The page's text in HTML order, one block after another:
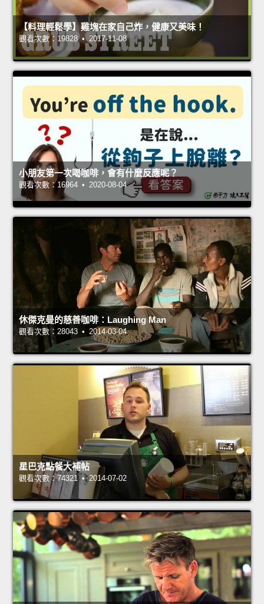
【料理輕鬆學】雞塊在家自己炸，健康又美味！
觀看次數：19828 • 2017-11-08
小朋友第一次喝咖啡，會有什麼反應呢？
觀看次數：16964 • 2020-08-04
休傑克曼的慈善咖啡：Laughing Man
觀看次數：28043 • 2014-03-04
星巴克點餐大補帖
觀看次數：74321 • 2014-07-02